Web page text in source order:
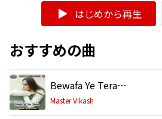
はじめから再生
おすすめの曲
Bewafa Ye Tera Chehra
Master Vikash